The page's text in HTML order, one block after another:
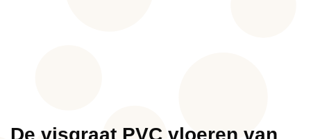
De visgraat PVC vloeren van